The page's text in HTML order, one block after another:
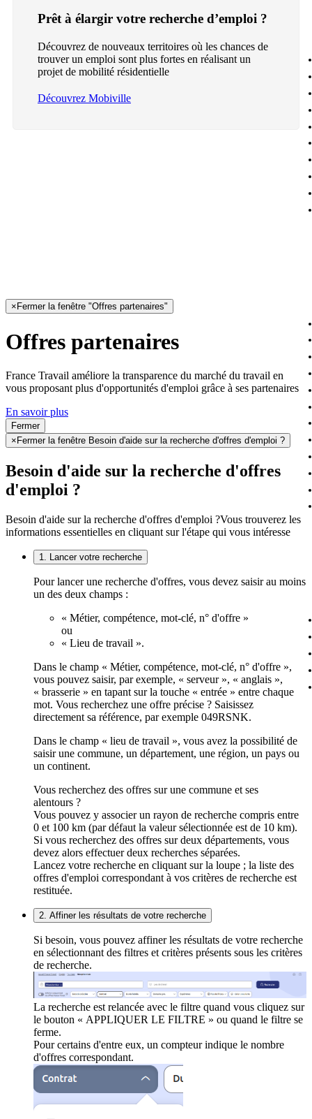
Prêt à élargir votre recherche d’emploi ?
Découvrez de nouveaux territoires où les chances de
trouver un emploi sont plus fortes en réalisant un
projet de mobilité résidentielle
Découvrez Mobiville
× Fermer la fenêtre "Offres partenaires"
Offres partenaires
France Travail améliore la transparence du marché du travail en
vous proposant plus d'opportunités d'emploi grâce à ses partenaires
En savoir plus
Fermer
× Fermer la fenêtre Besoin d'aide sur la recherche d'offres d'emploi ?
Besoin d'aide sur la recherche d'offres
d'emploi ?
Besoin d'aide sur la recherche d'offres d'emploi ?Vous trouverez les
informations essentielles en cliquant sur l'étape qui vous intéresse
1. Lancer votre recherche
Pour lancer une recherche d'offres, vous devez saisir au moins
un des deux champs :
« Métier, compétence, mot-clé, n° d'offre »
ou
« Lieu de travail ».
Dans le champ « Métier, compétence, mot-clé, n° d'offre »,
vous pouvez saisir, par exemple, « serveur », « anglais »,
« brasserie » en tapant sur la touche « entrée » entre chaque
mot. Vous recherchez une offre précise ? Saisissez
directement sa référence, par exemple 049RSNK.
Dans le champ « lieu de travail », vous avez la possibilité de
saisir une commune, un département, une région, un pays ou
un continent.
Vous recherchez des offres sur une commune et ses
alentours ?
Vous pouvez y associer un rayon de recherche compris entre
0 et 100 km (par défaut la valeur sélectionnée est de 10 km).
Si vous recherchez des offres sur deux départements, vous
devez alors effectuer deux recherches séparées.
Lancez votre recherche en cliquant sur la loupe ; la liste des
offres d'emploi correspondant à vos critères de recherche est
restituée.
2. Affiner les résultats de votre recherche
Si besoin, vous pouvez affiner les résultats de votre recherche
en sélectionnant des filtres et critères présents sous les critères
de recherche.
La recherche est relancée avec le filtre quand vous cliquez sur
le bouton « APPLIQUER LE FILTRE » ou quand le filtre se
ferme.
Pour certains d'entre eux, un compteur indique le nombre
d'offres correspondant.